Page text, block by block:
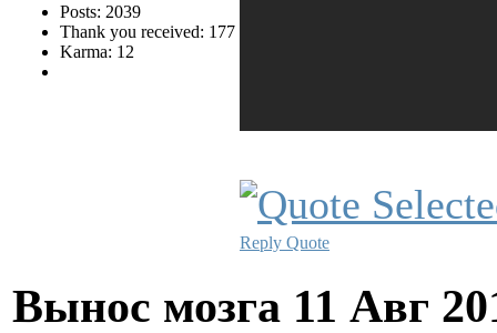
Posts: 2039
Thank you received: 177
Karma: 12
Reply Quote
Вынос мозга 11 Авг